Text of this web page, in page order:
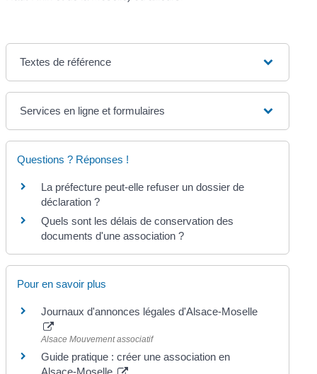
Textes de référence
Services en ligne et formulaires
Questions ? Réponses !
La préfecture peut-elle refuser un dossier de
déclaration ?
Quels sont les délais de conservation des
documents d'une association ?
Pour en savoir plus
Journaux d'annonces légales d'Alsace-Moselle
Alsace Mouvement associatif
Guide pratique : créer une association en
Alsace-Moselle